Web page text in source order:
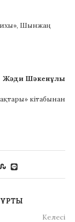
Шынжаң
Жәди Шәкенұлы
кітабынан
Келесі